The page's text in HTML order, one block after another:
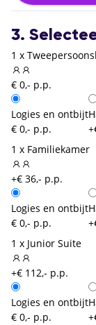
3.
1 x
€ 0,- p.p.
Logies en ontbijt
€ 0,- p.p.
1 x Familiekamer
+€ 36,- p.p.
Logies en ontbijt
€ 0,- p.p.
1 x Junior Suite
+€ 112,- p.p.
Logies en ontbijt
€ 0,- p.p.